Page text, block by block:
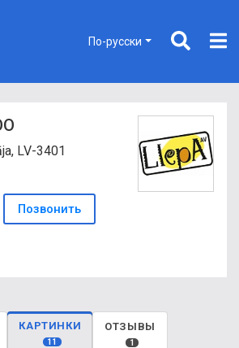
По-русски
LV-3401
Позвонить
КАРТИНКИ
11
ОТЗЫВЫ
1